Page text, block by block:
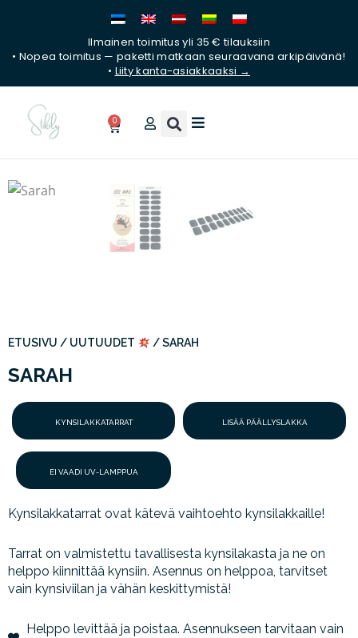
Ilmainen toimitus yli 35 € tilauksiin
• Nopea toimitus — paketti matkaan seuraavana arkipäivänä!
• Liity kanta-asiakkaaksi →
0
Ostoskori
ETUSIVU / UUTUUDET / SARAH
SARAH
KYNSILAKKATARRAT LISÄÄ PÄÄLLYSLAKKA
EI VAADI UV-LAMPPUA
Kynsilakkatarrat ovat kätevä vaihtoehto kynsilakkaille!
Tarrat on valmistettu tavallisesta kynsilakasta ja ne on
helppo kiinnittää kynsiin. Asennus on helppoa, tarvitset
vain kynsiviilan ja vähän keskittymistä!
Helppo levittää ja poistaa. Asennukseen tarvitaan vain